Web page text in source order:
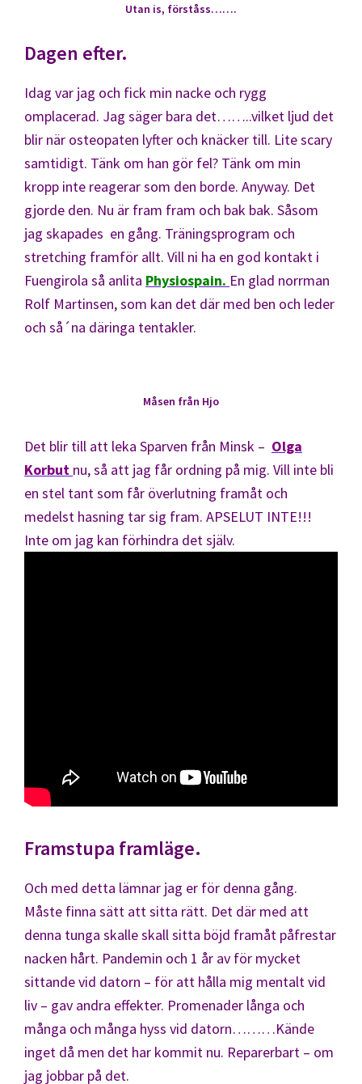
Utan is, förståss…….
Dagen efter.
Idag var jag och fick min nacke och rygg
omplacerad. Jag säger bara det……..vilket ljud det
blir när osteopaten lyfter och knäcker till. Lite scary
samtidigt. Tänk om han gör fel? Tänk om min
kropp inte reagerar som den borde. Anyway. Det
gjorde den. Nu är fram fram och bak bak. Såsom
jag skapades en gång. Träningsprogram och
stretching framför allt. Vill ni ha en god kontakt i
Fuengirola så anlita Physiospain. En glad norrman
Rolf Martinsen, som kan det där med ben och leder
och så´na däringa tentakler.
Måsen från Hjo
Det blir till att leka Sparven från Minsk – Olga
Korbut nu, så att jag får ordning på mig. Vill inte bli
en stel tant som får överlutning framåt och
medelst hasning tar sig fram. APSELUT INTE!!!
Inte om jag kan förhindra det själv.
Framstupa framläge.
Och med detta lämnar jag er för denna gång.
Måste finna sätt att sitta rätt. Det där med att
denna tunga skalle skall sitta böjd framåt påfrestar
nacken hårt. Pandemin och 1 år av för mycket
sittande vid datorn – för att hålla mig mentalt vid
liv – gav andra effekter. Promenader långa och
många och många hyss vid datorn………Kände
inget då men det har kommit nu. Reparerbart – om
jag jobbar på det.